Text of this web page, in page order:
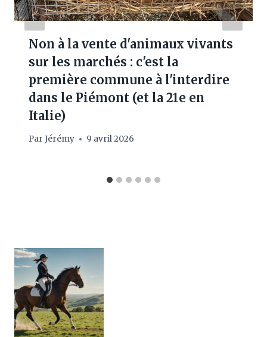
Non à la vente d'animaux vivants
sur les marchés : c'est la
première commune à l'interdire
dans le Piémont (et la 21e en
Italie)
Par Jérémy 9 avril 2026